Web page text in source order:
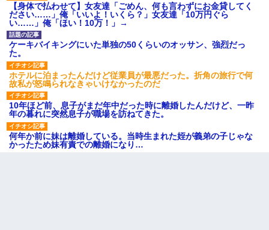
【身体で払わせて】女友達「ごめん、何も言わずにお金貸してく
ださい……」俺「いいよ！いくら？」女友達「10万円ぐら
い……」俺「ほい！10万！」→
ケーキバイキングにいた単独の50くらいのオッサン、強烈だっ
た。
ホテルに泊まったんだけど従業員が最悪だった。折角の旅行で何
故私が怒鳴られなきゃいけなかったのだ
10年ほど前、息子がまだ年中だった時に離婚したんだけど、一昨
年の暮れに突然息子が職場を訪ねてきた。
何年か前に妹は離婚している。当時生まれた姪が義弟の子じゃな
かったため妹有責での離婚になり…